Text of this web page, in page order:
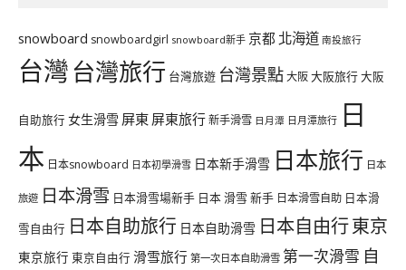
snowboard snowboardgirl snowboard新手 京都 北海道 南投旅行
台灣台灣旅行 台灣旅遊 台灣景點大阪大阪旅行大阪
自助旅行 女生滑雪 屏東 屏東旅行新手滑雪 日月潭 日月潭旅行 日
本 日本snowboard 日本初學滑雪 日本新手滑雪 日本旅行 日本
旅遊 日本滑雪 日本滑雪場新手 日本 滑雪 新手 日本滑雪自助 日本滑
雪自由行 日本自助旅行 日本自助滑雪 日本自由行東京
東京旅行 東京自由行 滑雪旅行 第一次日本自助滑雪 第一次滑雪 自